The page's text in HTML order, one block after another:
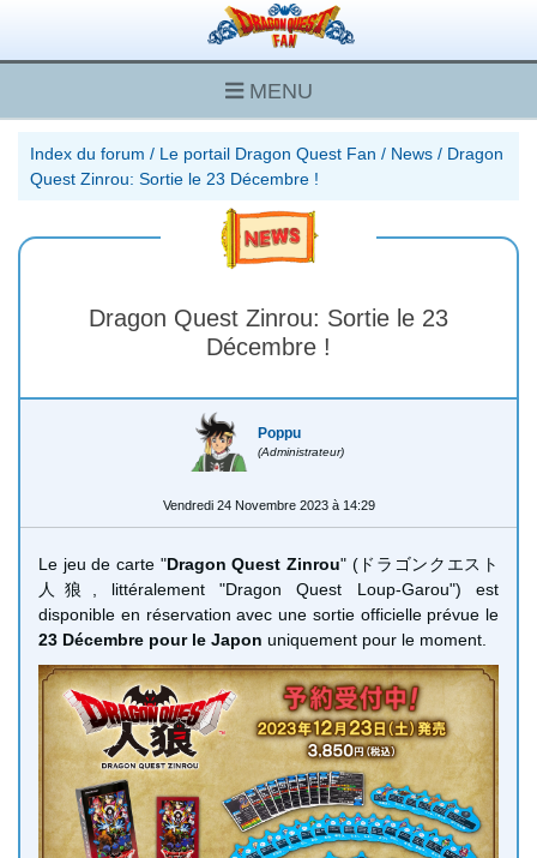
MENU
Index du forum / Le portail Dragon Quest Fan / News / Dragon
Quest Zinrou: Sortie le 23 Décembre !
Dragon Quest Zinrou: Sortie le 23
Décembre !
Poppu
(Administrateur)
Vendredi 24 Novembre 2023 à 14:29
Le jeu de carte "Dragon Quest Zinrou" (ドラゴンクエスト
人狼, littéralement "Dragon Quest Loup-Garou") est
disponible en réservation avec une sortie officielle prévue le
23 Décembre pour le Japon uniquement pour le moment.